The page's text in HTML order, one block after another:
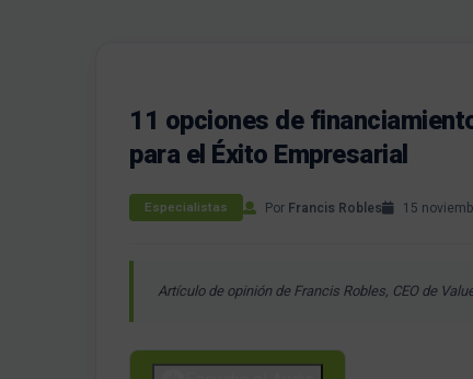
11 opciones de
para el Éxito Empresarial
Especialistas Por Francis Robles 15
Artículo de opinión de Francis Robles, CEO de